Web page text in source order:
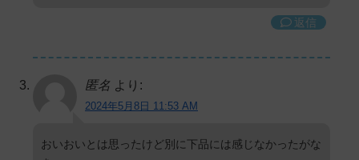
返信
匿名 より:
2024年5月8日 11:53 AM
おいおいとは思ったけど別に下品には感じなかったがな